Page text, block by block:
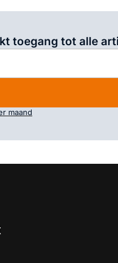
toegang tot alle
maand